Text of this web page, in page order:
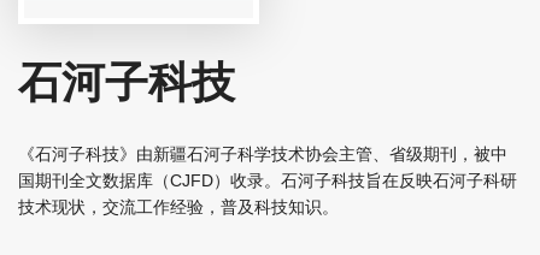
石河子科技
《石河子科技》由新疆石河子科学技术协会主管、省级期刊，被中
国期刊全文数据库（CJFD）收录。石河子科技旨在反映石河子科研
技术现状，交流工作经验，普及科技知识。